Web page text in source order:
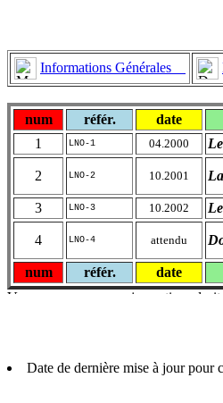
Informations Générales
num référ. date
1
LNO-1 04.2000
2 LNO-2 10.2001
3 LNO-3 10.2002
4 LNO-4 attendu
num référ. date
Date de dernière mise à jour